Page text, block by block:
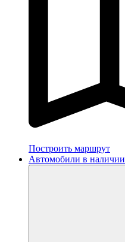
Построить маршрут
Автомобили в наличии